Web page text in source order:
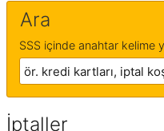
Ara
SSS içinde anahtar kelime
İptaller